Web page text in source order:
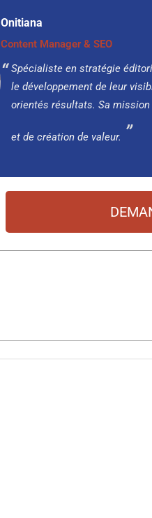
Onitiana
Content Manager & SEO
Spécialiste en stratégie
le développement de leur
orientés résultats. Sa
et de création de valeur.